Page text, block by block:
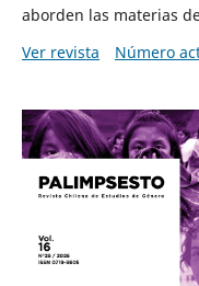
aborden las materias
Ver revista
Número